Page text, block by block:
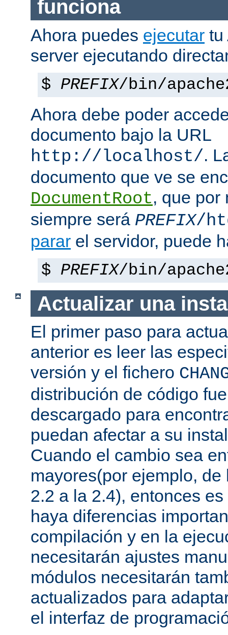
funciona
Ahora puedes ejecutar tu
server ejecutando
$ PREFIX/bin/
Ahora debe poder
documento bajo la URL
http://localhost/.
documento que ve se
DocumentRoot, que por
siempre será PREFIX/
parar el servidor, puede
$ PREFIX/bin/
Actualizar una
El primer paso para
anterior es leer las
versión y el fichero
distribución de código
descargado para
puedan afectar a su
Cuando el cambio sea
mayores(por ejemplo,
2.2 a la 2.4), entonces
haya diferencias
compilación y en la
necesitarán ajustes
módulos necesitarán
actualizados para
el interfaz de